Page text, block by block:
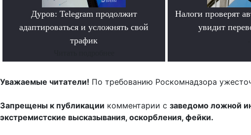
Дуров: Telegram продолжит
адаптироваться и усложнять свой
трафик
Налоги проверят
увидит
Уважаемые читатели! По требованию Роскомнадзора
Запрещены к публикации комментарии с заведомо ложной
экстремистские высказывания, оскорбления, фейки.